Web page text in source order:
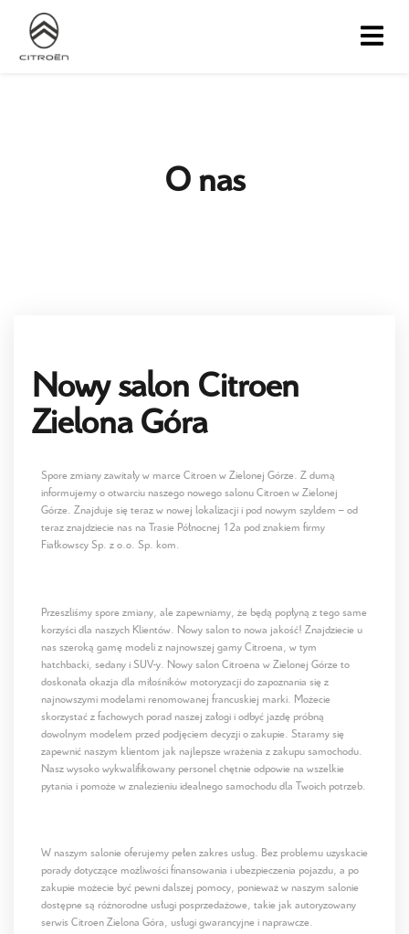
O nas
Nowy salon Citroen
Zielona Góra
Spore zmiany zawitały w marce Citroen w Zielonej Górze. Z dumą
informujemy o otwarciu naszego nowego salonu Citroen w Zielonej
Górze. Znajduje się teraz w nowej lokalizacji i pod nowym szyldem – od
teraz znajdziecie nas na Trasie Północnej 12a pod znakiem firmy
Fiałkowscy Sp. z o.o. Sp. kom.
Przeszliśmy spore zmiany, ale zapewniamy, że będą popłyną z tego same
korzyści dla naszych Klientów. Nowy salon to nowa jakość! Znajdziecie u
nas szeroką gamę modeli z najnowszej gamy Citroena, w tym
hatchbacki, sedany i SUV-y. Nowy salon Citroena w Zielonej Górze to
doskonała okazja dla miłośników motoryzacji do zapoznania się z
najnowszymi modelami renomowanej francuskiej marki. Możecie
skorzystać z fachowych porad naszej załogi i odbyć jazdę próbną
dowolnym modelem przed podjęciem decyzji o zakupie. Staramy się
zapewnić naszym klientom jak najlepsze wrażenia z zakupu samochodu.
Nasz wysoko wykwalifikowany personel chętnie odpowie na wszelkie
pytania i pomoże w znalezieniu idealnego samochodu dla Twoich potrzeb.
W naszym salonie oferujemy pełen zakres usług. Bez problemu uzyskacie
porady dotyczące możliwości finansowania i ubezpieczenia pojazdu, a po
zakupie możecie być pewni dalszej pomocy, ponieważ w naszym salonie
dostępne są różnorodne usługi posprzedażowe, takie jak autoryzowany
serwis Citroen Zielona Góra, usługi gwarancyjne i naprawcze.